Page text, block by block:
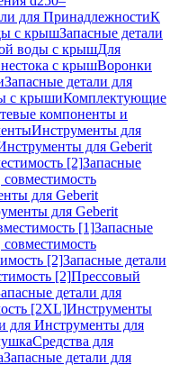
для ПринадлежностиК
с крышЗапасные детали
воды с крышДля
с крышВоронки
Запасные детали для
с крышиКомплектующие
компоненты и
Инструменты для
для Geberit
[2]Запасные
для Geberit
для Geberit
[1]Запасные
[2]Запасные детали
[2]Прессовый
детали для
[2XL]Инструменты
для Инструменты для
Средства для
Запасные детали для